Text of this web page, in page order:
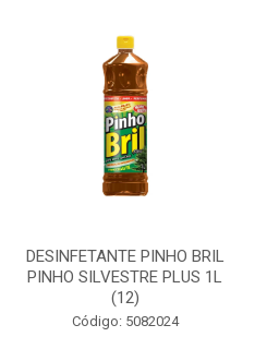
DESINFETANTE PINHO BRIL
PINHO SILVESTRE PLUS 1L
(12)
Código: 5082024